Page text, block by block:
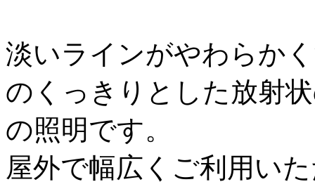
淡いラインがやわらか
のくっきりとした放射
の照明です。
屋外で幅広くご利用い